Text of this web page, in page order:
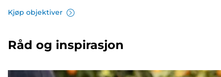
Kjøp objektiver
Råd og inspirasjon